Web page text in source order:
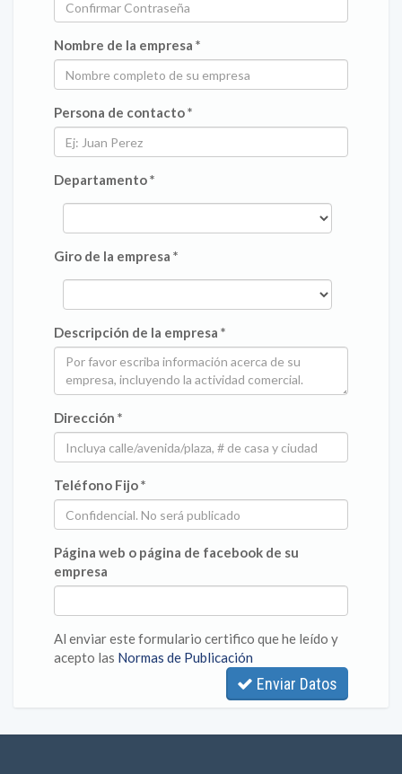
Nombre de la empresa *
Persona de contacto *
Departamento *
Giro de la empresa *
Descripción de la empresa *
Dirección *
Teléfono Fijo *
Página web o página de facebook de su
empresa
Al enviar este formulario certifico que he leído y
acepto las Normas de Publicación
Enviar Datos